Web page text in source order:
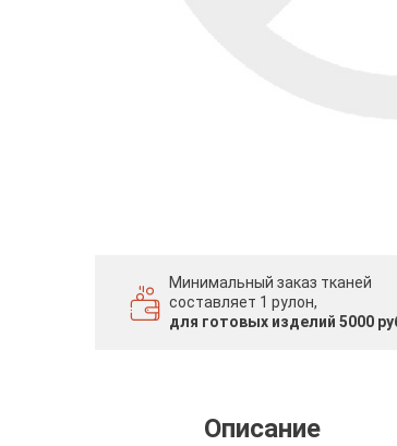
Минимальный заказ тканей
составляет 1 рулон,
для готовых изделий 5000
Описание